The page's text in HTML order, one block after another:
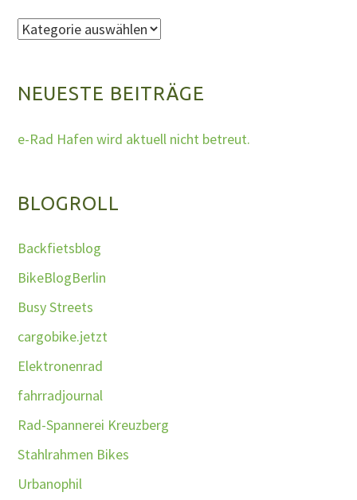
Kategorien
NEUESTE BEITRÄGE
e-Rad Hafen wird aktuell nicht betreut.
BLOGROLL
Backfietsblog
BikeBlogBerlin
Busy Streets
cargobike.jetzt
Elektronenrad
fahrradjournal
Rad-Spannerei Kreuzberg
Stahlrahmen Bikes
Urbanophil